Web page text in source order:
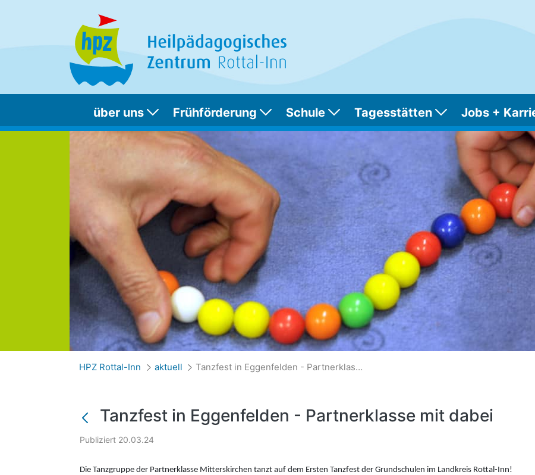
über uns Frühförderung Schule Tagesstätten Jobs +
Tanzfest in Eggenfelden - Partnerklasse mit
HPZ Rottal-Inn aktuell Tanzfest in Eggenfelden - Partnerklasse mit dabei
Tanzfest in Eggenfelden - Partnerklasse mit dabei
Publiziert 20.03.24
Die Tanzgruppe der Partnerklasse Mitterskirchen tanzt auf dem Ersten Tanzfest der Grundschulen im Landkreis Rottal-Inn!